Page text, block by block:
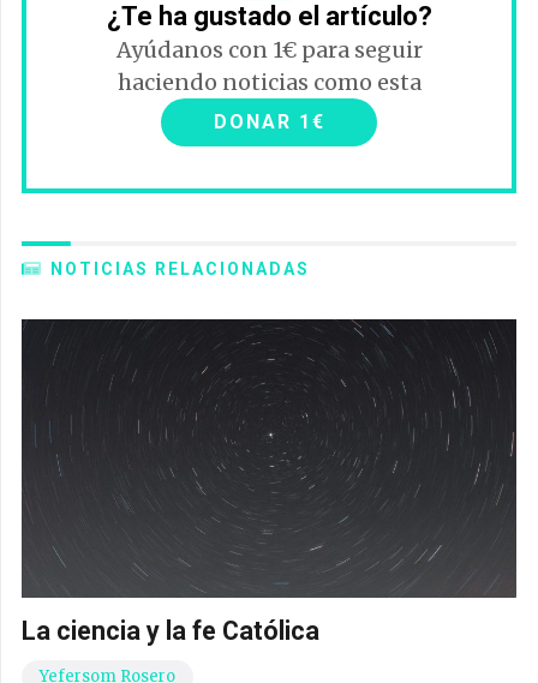
¿Te ha gustado el artículo?
Ayúdanos con 1€ para seguir
haciendo noticias como esta
DONAR 1€
NOTICIAS RELACIONADAS
La ciencia y la fe Católica
Yefersom Rosero